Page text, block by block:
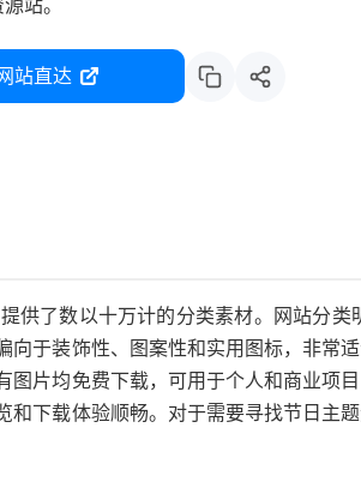
站。
网站直达
供了数以十万计的分类素材。网站分
于装饰性、图案性和实用图标，非常
图片均免费下载，可用于个人和商业项
和下载体验顺畅。对于需要寻找节日主